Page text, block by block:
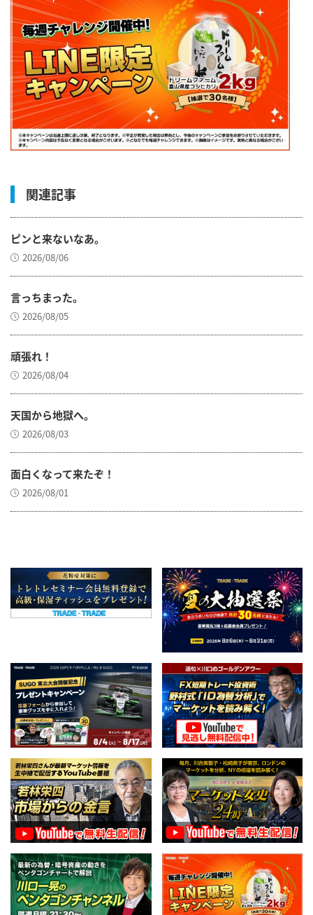
関連記事
ピンと来ないなあ。
2026/08/06
言っちまった。
2026/08/05
頑張れ！
2026/08/04
天国から地獄へ。
2026/08/03
面白くなって来たぞ！
2026/08/01